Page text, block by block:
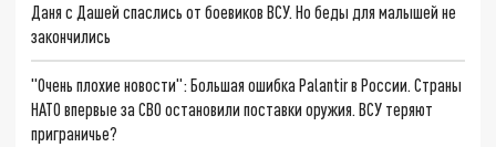
Даня с Дашей спаслись от боевиков ВСУ. Но беды для малышей не
закончились
"Очень плохие новости": Большая ошибка Palantir в России. Страны
НАТО впервые за СВО остановили поставки оружия. ВСУ теряют
приграничье?